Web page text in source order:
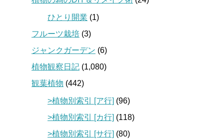
ひとり開業 (1)
フルーツ栽培 (3)
ジャンクガーデン (6)
植物観察日記 (1,080)
観葉植物 (442)
>植物別索引 [ア行] (96)
>植物別索引 [カ行] (118)
>植物別索引 [サ行] (80)